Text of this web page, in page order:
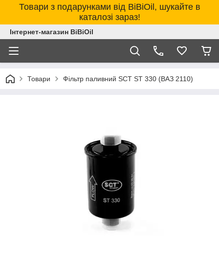
Товари з подарунками від BiBiOil, шукайте в
каталозі зараз!
Інтернет-магазин BiBiOil
Товари Фільтр паливний SCT ST 330 (ВАЗ 2110)